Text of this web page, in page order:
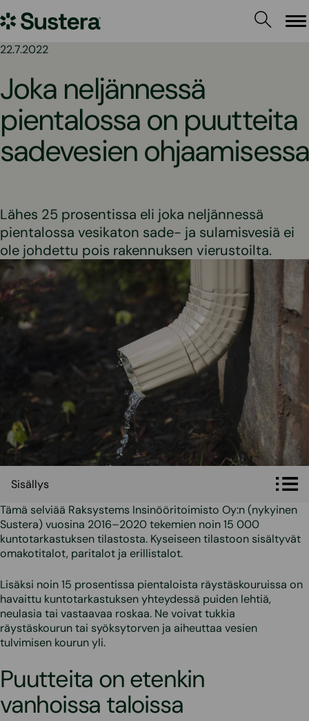
sisältöön
Sustera
22.7.2022
Joka neljännessä
pientalossa on puutteita
sadevesien ohjaamisessa
Lähes 25 prosentissa eli joka neljännessä
pientalossa vesikaton sade- ja sulamisvesiä ei
ole johdettu pois rakennuksen vierustoilta.
Sisällys
Tämä selviää Raksystems Insinööritoimisto Oy:n (nykyinen
Sustera) vuosina 2016–2020 tekemien noin 15 000
kuntotarkastuksen tilastosta. Kyseiseen tilastoon sisältyvät
omakotitalot, paritalot ja erillistalot.
Lisäksi noin 15 prosentissa pientaloista räystäskouruissa on
havaittu kuntotarkastuksen yhteydessä puiden lehtiä,
neulasia tai vastaavaa roskaa. Ne voivat tukkia
räystäskourun tai syöksytorven ja aiheuttaa vesien
tulvimisen kourun yli.
Puutteita on etenkin
vanhoissa taloissa